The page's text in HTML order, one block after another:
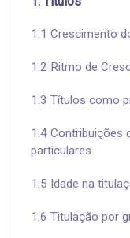
1.1 Crescimento
1.2 Ritmo de
1.3 Títulos como
1.4 Contribuições
particulares
1.5 Idade na
1.6 Titulação por